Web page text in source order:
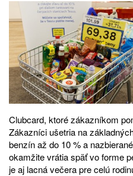
Clubcard, ktoré zákazníkom
Zákazníci ušetria na
benzín až do 10 % a
okamžite vrátia späť vo forme
je aj lacná večera pre celú